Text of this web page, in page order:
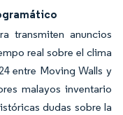
transmiten anuncios
real sobre el clima
entre Moving Walls y
malayos inventario
dudas sobre la